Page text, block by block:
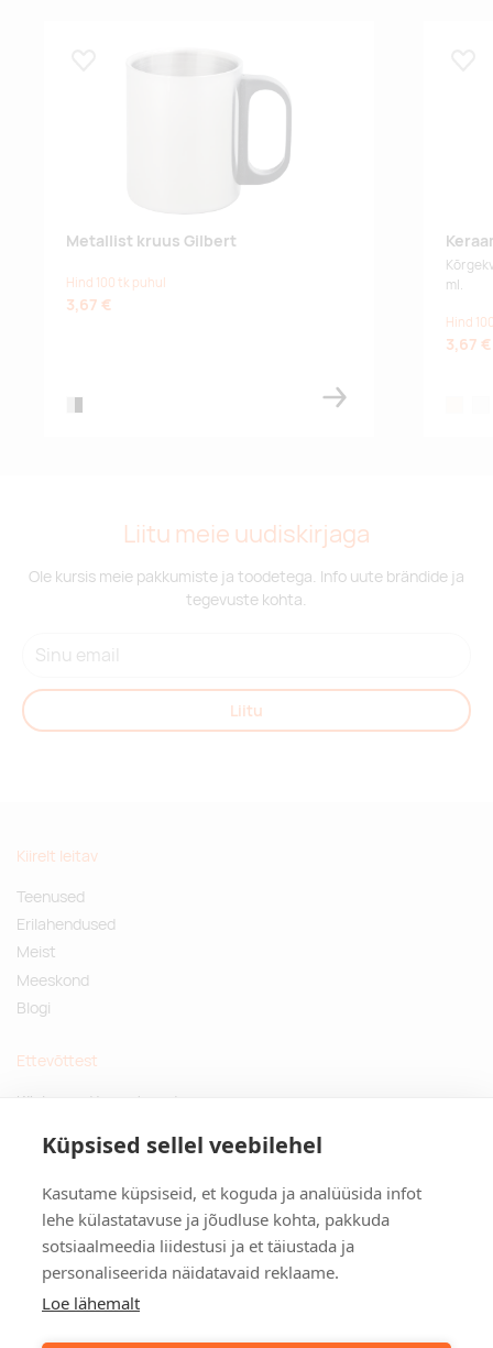
Küpsised sellel veebilehel
Kasutame küpsiseid, et koguda ja analüüsida infot
lehe külastatavuse ja jõudluse kohta, pakkuda
sotsiaalmeedia liidestusi ja et täiustada ja
personaliseerida näidatavaid reklaame.
Loe lähemalt
Lisa lemmikuks
Metallist kruus Gilbert
Hind 100 tk puhul
3,67 €
ml.
Hind
3,67 €
Liitu meie uudiskirjaga
Ole kursis meie pakkumiste ja toodetega. Info uute brändide ja
tegevuste kohta.
Liitu
Kiirelt leitav
Teenused
Erilahendused
Meist
Meeskond
Blogi
Ettevõttest
Küsimused ja vastused
Privaatsuspoliitika
Kontakt
Tulika põik 3, Tallinn
info@kinkston.ee
+372 6989 100